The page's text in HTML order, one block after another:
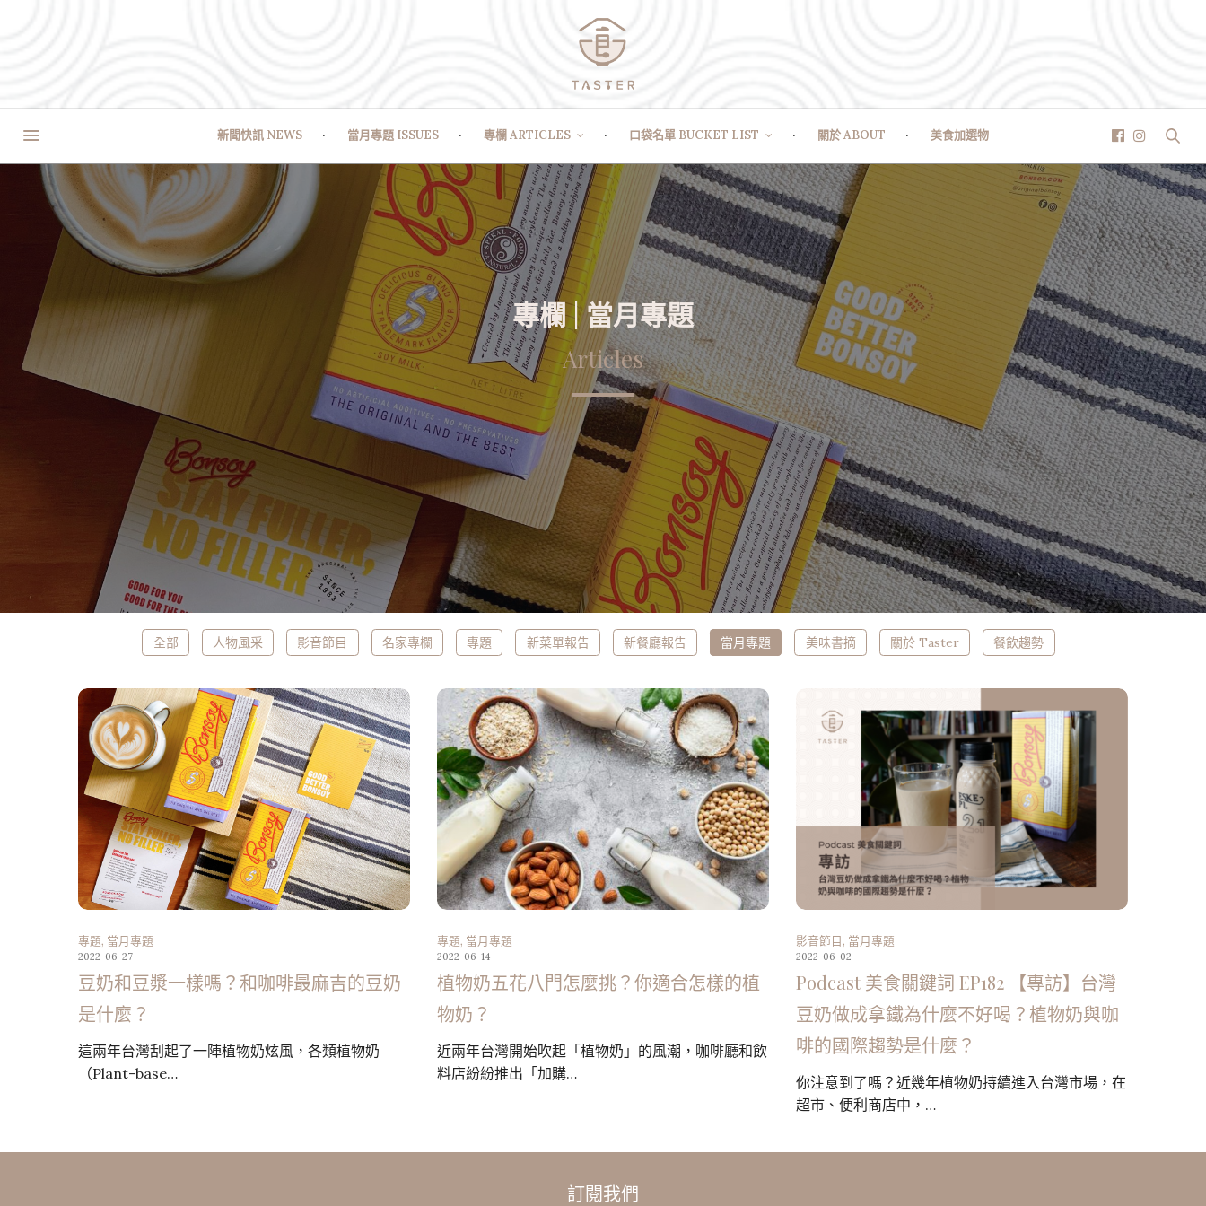
新聞快訊 NEWS 當月專題 ISSUES 專欄 ARTICLES 口袋名單 BUCKET LIST 關於 ABOUT 美食加選物
專欄 | 當月專題
Articles
全部 人物風采 影音節目 名家專欄 專題 新菜單報告 新餐廳報告 當月專題 美味書摘 關於 Taster 餐飲趨勢
專題, 當月專題
2022-06-27
豆奶和豆漿一樣嗎？和咖啡最麻吉的豆奶
是什麼？
這兩年台灣刮起了一陣植物奶炫風，各類植物奶
（Plant-base…
專題, 當月專題
2022-06-14
植物奶五花八門怎麼挑？你適合怎樣的植
物奶？
近兩年台灣開始吹起「植物奶」的風潮，咖啡廳和飲
料店紛紛推出「加購…
影音節目, 當月專題
2022-06-02
Podcast 美食關鍵詞 EP182 【專訪】台灣
豆奶做成拿鐵為什麼不好喝？植物奶與咖
啡的國際趨勢是什麼？
你注意到了嗎？近幾年植物奶持續進入台灣市場，在
超市、便利商店中，…
訂閱我們